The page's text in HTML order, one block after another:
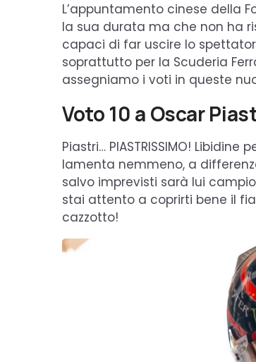
L’appuntamento cinese della
la sua durata ma che non ha
capaci di far uscire lo
soprattutto per la Scuderia
assegniamo i voti in queste
Voto 10 a Oscar
Piastri… PIASTRISSIMO!
lamenta nemmeno, a
salvo imprevisti sarà lui
stai attento a coprirti bene il
cazzotto!